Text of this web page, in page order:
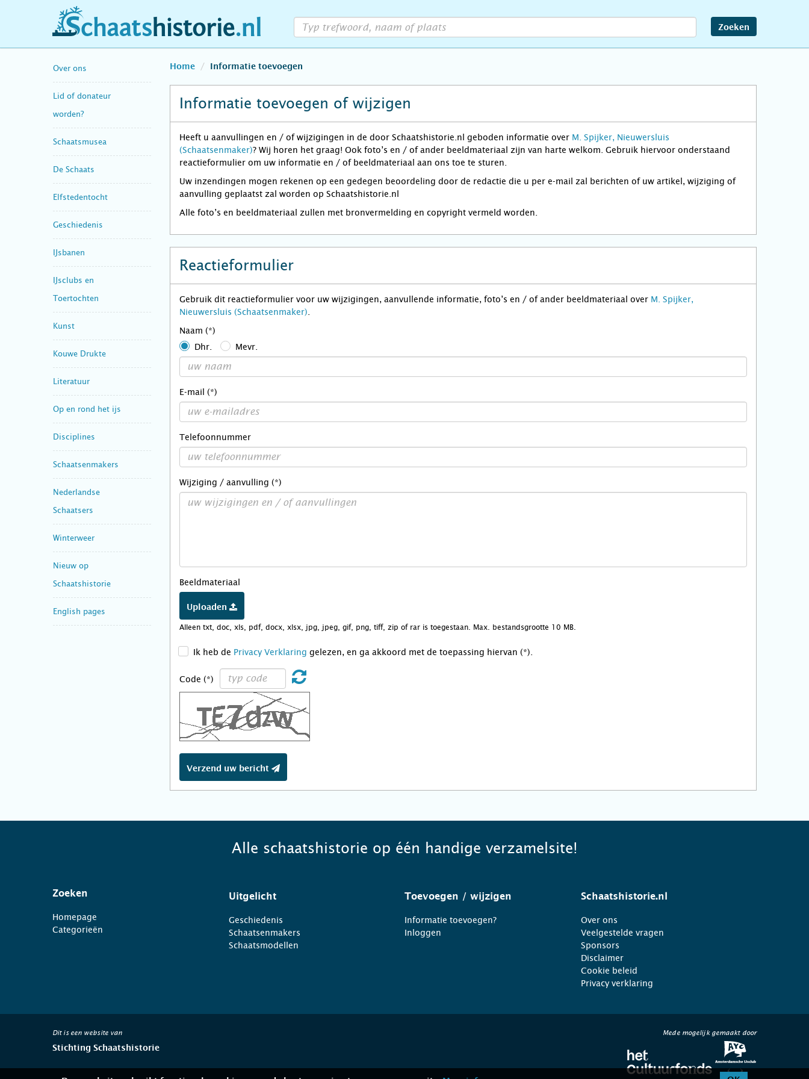
schaatshistorie.nl Zoeken
Over ons
Lid of donateur
worden?
Schaatsmusea
De Schaats
Elfstedentocht
Geschiedenis
IJsbanen
IJsclubs en
Toertochten
Kunst
Kouwe Drukte
Literatuur
Op en rond het ijs
Disciplines
Schaatsenmakers
Nederlandse
Schaatsers
Winterweer
Nieuw op
Schaatshistorie
English pages
Home Informatie toevoegen
Informatie toevoegen of wijzigen
Heeft u aanvullingen en / of wijzigingen in de door Schaatshistorie.nl geboden informatie over M. Spijker, Nieuwersluis
(Schaatsenmaker)? Wij horen het graag! Ook foto’s en / of ander beeldmateriaal zijn van harte welkom. Gebruik hiervoor onderstaand
reactieformulier om uw informatie en / of beeldmateriaal aan ons toe te sturen.
Uw inzendingen mogen rekenen op een gedegen beoordeling door de redactie die u per e-mail zal berichten of uw artikel, wijziging of
aanvulling geplaatst zal worden op Schaatshistorie.nl
Alle foto’s en beeldmateriaal zullen met bronvermelding en copyright vermeld worden.
Reactieformulier
Gebruik dit reactieformulier voor uw wijzigingen, aanvullende informatie, foto’s en / of ander beeldmateriaal over M. Spijker,
Nieuwersluis (Schaatsenmaker)
Naam (*)
Dhr.
Mevr.
E-mail (*)
Telefoonnummer
Wijziging / aanvulling (*)
Beeldmateriaal
Uploaden
Alleen txt, doc, xls, pdf, docx, xlsx, jpg, jpeg, gif, png, tiff, zip of rar is toegestaan. Max. bestandsgrootte 10 MB.
Ik heb de Privacy Verklaring gelezen, en ga akkoord met de toepassing hiervan (*).
Code (*)
Verzend uw bericht
Alle schaatshistorie op één handige verzamelsite!
Zoeken
Homepage
Categorieën
Uitgelicht
Geschiedenis
Schaatsenmakers
Schaatsmodellen
Toevoegen / wijzigen
Informatie toevoegen?
Inloggen
Schaatshistorie.nl
Over ons
Veelgestelde vragen
Sponsors
Disclaimer
Cookie beleid
Privacy verklaring
Dit is een website van
Stichting Schaatshistorie
Mede mogelijk gemaakt door